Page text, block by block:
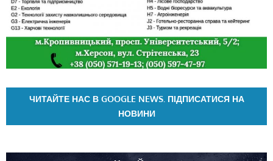
ЧИТАЙТЕ НАС В GOOGLE NEWS. ПІДПИСАТИСЯ НА
НОВИНИ